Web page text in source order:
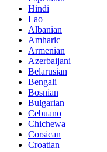
Hindi
Lao
Albanian
Amharic
Armenian
Azerbaijani
Belarusian
Bengali
Bosnian
Bulgarian
Cebuano
Chichewa
Corsican
Croatian